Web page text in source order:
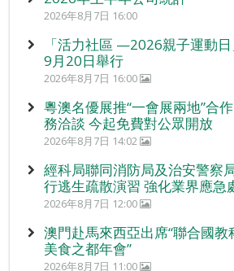
2026年8月7日 16:00
「活力社區 —2026親子運動
9月20日舉行
2026年8月7日 16:00
粵澳名優展推“一會展兩地”合
務洽談 今起免費對公眾開放
2026年8月7日 14:02
經科局聯同消防局及治安警察
行逃生疏散演習 強化業界應急
2026年8月7日 12:00
澳門赴馬來西亞出席“聯合國
美食之都年會”
2026年8月7日 11:00